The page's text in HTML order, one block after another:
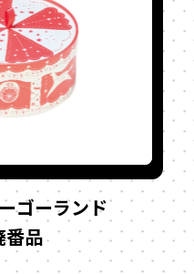
ゴーランド
品